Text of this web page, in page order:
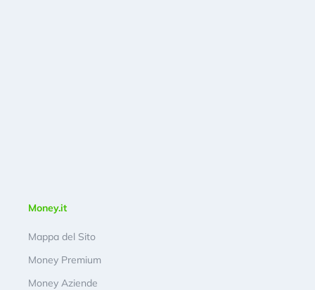
Money.it
Mappa del Sito
Money Premium
Money Aziende